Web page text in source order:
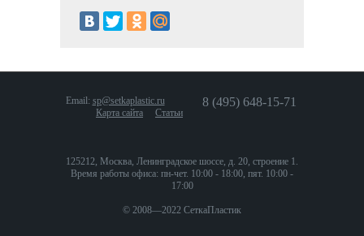
8 (495) 648-15-71
Email: sp@setkaplastic.ru
Карта сайта
Статьи
125212, Москва, Ленинградское шоссе, д. 20, строение 1.
Время работы офиса: пн-чет. 10:00 - 18:00, пят. 10:00 -
17:00
© 2008—2022 СеткаПластик